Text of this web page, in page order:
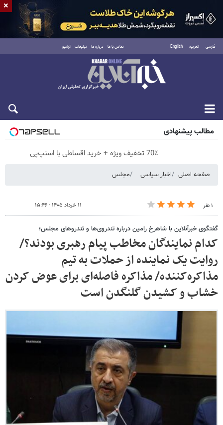
فارسی العربية English تماس با ما درباره ما تبلیغات آرشیو
پنجشنبه ۱۵ مرداد ۱۴۰۵
مطالب پیشنهادی
70٪ تخفیف ویژه + خرید اقساطی با اسنپ‌پی
صفحه اصلی اخبار سیاسی مجلس
۱ نفر ۱۱ خرداد ۱۴۰۵ - ۱۵:۴۶
گفتگوی خبرآنلاین با شاهرخ رامین درباره تندروی‌ها و تندروهای مجلس؛
کدام نمایندگان مخاطب پیام رهبری بودند؟/
روایت یک نماینده از حملات به تیم
مذاکره‌کننده/ مذاکره فاصله‌ای برای عوض کردن
خشاب و کشیدن گلنگدن است
×